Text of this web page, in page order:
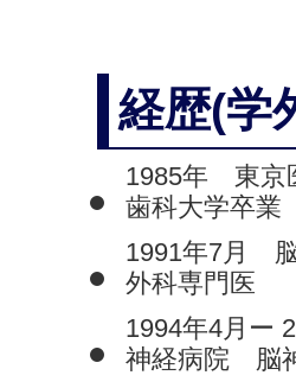
経歴(学
1985年 東京
歯科大学卒業
1991年7月
外科専門医
1994年4月ー
神経病院 脳